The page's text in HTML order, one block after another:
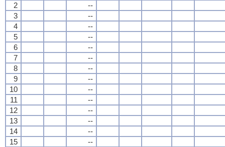
2
--
3
--
4
--
5
--
6
--
7
--
8
--
9
--
10
--
11
--
12
--
13
--
14
--
15
--